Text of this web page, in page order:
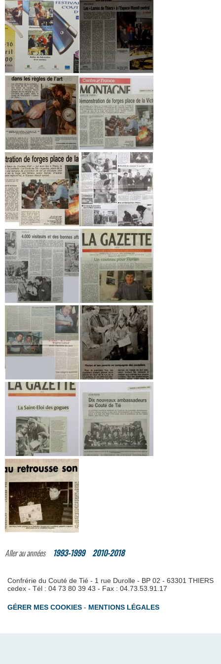
Aller au années 1993-1999 2010-2018
Confrérie du Couté de Tié - 1 rue Durolle - BP 02 - 63301 THIERS
cedex - Tél : 04 73 80 39 43 - Fax : 04.73.53.91.17
GÉRER MES COOKIES - MENTIONS LÉGALES